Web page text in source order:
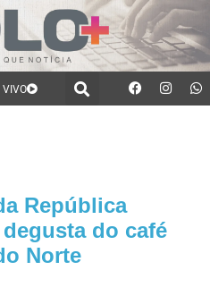
VIVO
República
do café
Norte